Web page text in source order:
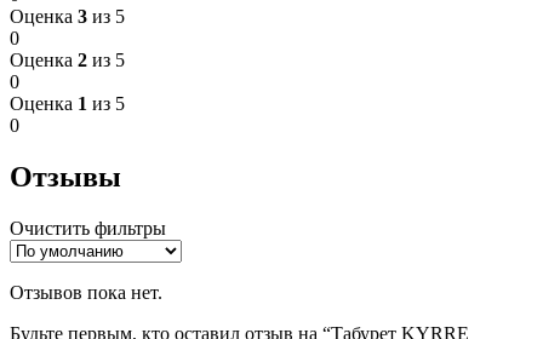
Оценка 3 из 5
0
Оценка 2 из 5
0
Оценка 1 из 5
0
Отзывы
Очистить фильтры
Отзывов пока нет.
Будьте первым, кто оставил отзыв на “Табурет KYRRE